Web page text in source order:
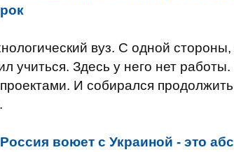
вуз. С одной стороны,
учиться. Здесь у него нет
И собирался
воюет с Украиной - это